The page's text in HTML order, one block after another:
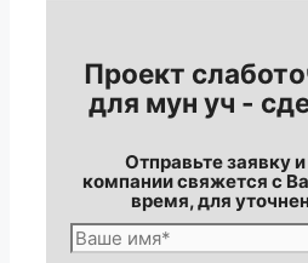
Проект
для мун уч -
Отправьте заявку
компании свяжется с
время, для